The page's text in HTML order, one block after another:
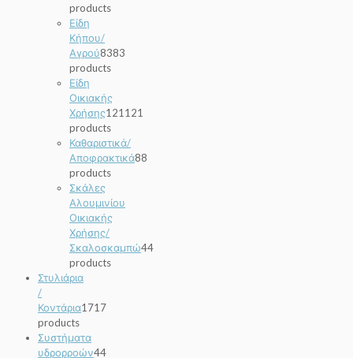
products
Είδη
Κήπου/
Αγρού8383
products
Είδη
Οικιακής
Χρήσης121 121
products
Καθαριστικά/
Αποφρακτικά88
products
Σκάλες
Αλουμινίου
Οικιακής
Χρήσης/
Σκαλοσκαμπώ44
products
Στυλιάρια
/
Κοντάρια1717
products
Συστήματα
υδρορροών44